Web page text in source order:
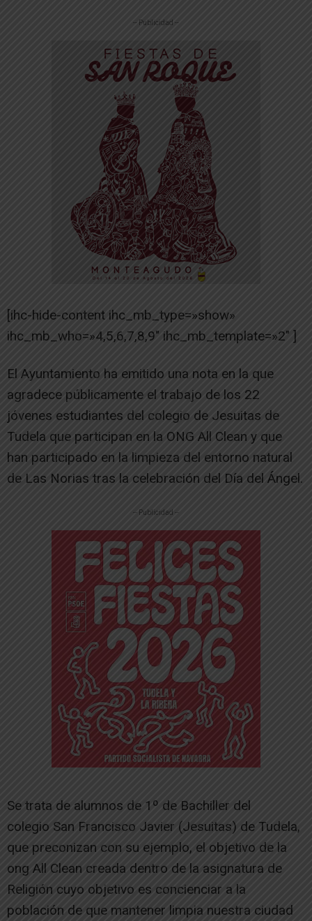
-- Publicidad --
[ihc-hide-content ihc_mb_type=»show»
ihc_mb_who=»4,5,6,7,8,9″ ihc_mb_template=»2″ ]
El Ayuntamiento ha emitido una nota en la que
agradece públicamente el trabajo de los 22
jóvenes estudiantes del colegio de Jesuitas de
Tudela que participan en la ONG All Clean y que
han participado en la limpieza del entorno natural
de Las Norias tras la celebración del Día del Ángel.
-- Publicidad --
Se trata de alumnos de 1º de Bachiller del
colegio San Francisco Javier (Jesuitas) de Tudela,
que preconizan con su ejemplo, el objetivo de la
ong All Clean creada dentro de la asignatura de
Religión cuyo objetivo es concienciar a la
población de que mantener limpia nuestra ciudad